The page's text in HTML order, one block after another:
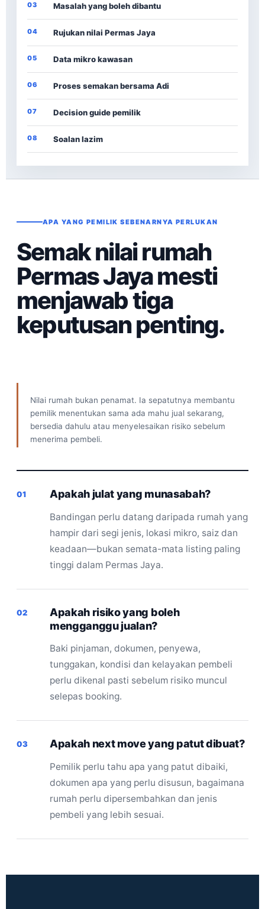
03 Masalah yang boleh dibantu
04 Rujukan nilai Permas Jaya
05 Data mikro kawasan
06 Proses semakan bersama Adi
07 Decision guide pemilik
08 Soalan lazim
APA YANG PEMILIK SEBENARNYA PERLUKAN
Semak nilai rumah
Permas Jaya mesti
menjawab tiga
keputusan penting.
Nilai rumah bukan penamat. Ia sepatutnya membantu
pemilik menentukan sama ada mahu jual sekarang,
bersedia dahulu atau menyelesaikan risiko sebelum
menerima pembeli.
01 Apakah julat yang munasabah?
Bandingan perlu datang daripada rumah yang
hampir dari segi jenis, lokasi mikro, saiz dan
keadaan—bukan semata-mata listing paling
tinggi dalam Permas Jaya.
02
Apakah risiko yang boleh
mengganggu jualan?
Baki pinjaman, dokumen, penyewa,
tunggakan, kondisi dan kelayakan pembeli
perlu dikenal pasti sebelum risiko muncul
selepas booking.
03 Apakah next move yang patut dibuat?
Pemilik perlu tahu apa yang patut dibaiki,
dokumen apa yang perlu disusun, bagaimana
rumah perlu dipersembahkan dan jenis
pembeli yang lebih sesuai.